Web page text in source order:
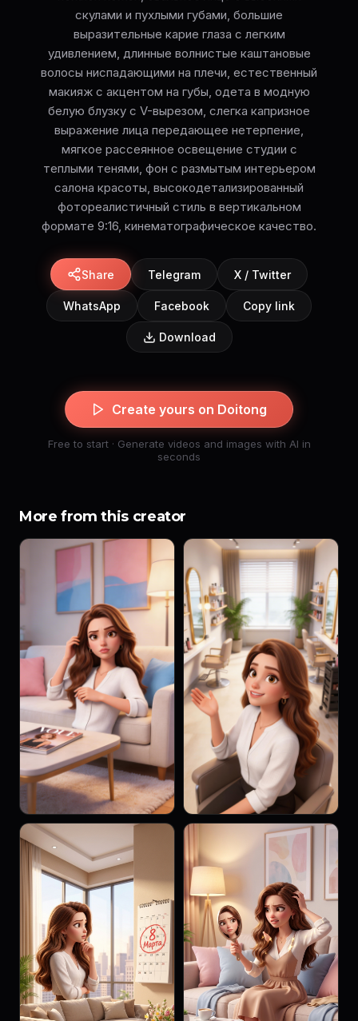
скулами и пухлыми губами, большие
выразительные карие глаза с легким
удивлением, длинные волнистые каштановые
волосы ниспадающими на плечи, естественный
макияж с акцентом на губы, одета в модную
белую блузку с V-вырезом, слегка капризное
выражение лица передающее нетерпение,
мягкое рассеянное освещение студии с
теплыми тенями, фон с размытым интерьером
салона красоты, высокодетализированный
фотореалистичный стиль в вертикальном
формате 9:16, кинематографическое качество.
Share Telegram X / Twitter
WhatsApp Facebook Copy link
Download
Create yours on Doitong
Free to start · Generate videos and images with AI in
seconds
More from this creator